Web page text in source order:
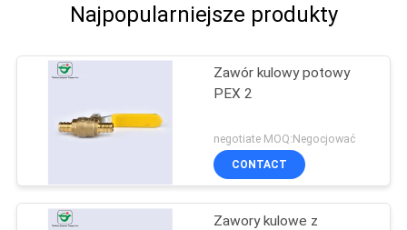
Najpopularniejsze produkty
Zawór kulowy potowy
PEX 2
negotiate MOQ:Negocjować
CONTACT
Zawory kulowe z